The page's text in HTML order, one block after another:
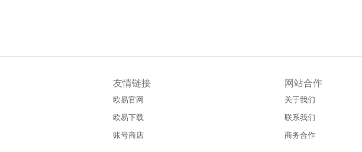
友情链接
欧易官网
欧易下载
账号商店
网站合作
关于我们
联系我们
商务合作